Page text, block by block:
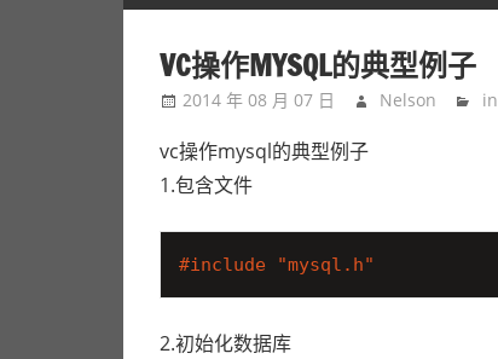
一
场
远
行，
总
记
起
来
时
的
VC操作MYSQL的典型例子
2014 年 08 月 07 日 Nelson
vc操作mysql的典型例子
1.包含文件
#include "mysql.h"
2.初始化数据库